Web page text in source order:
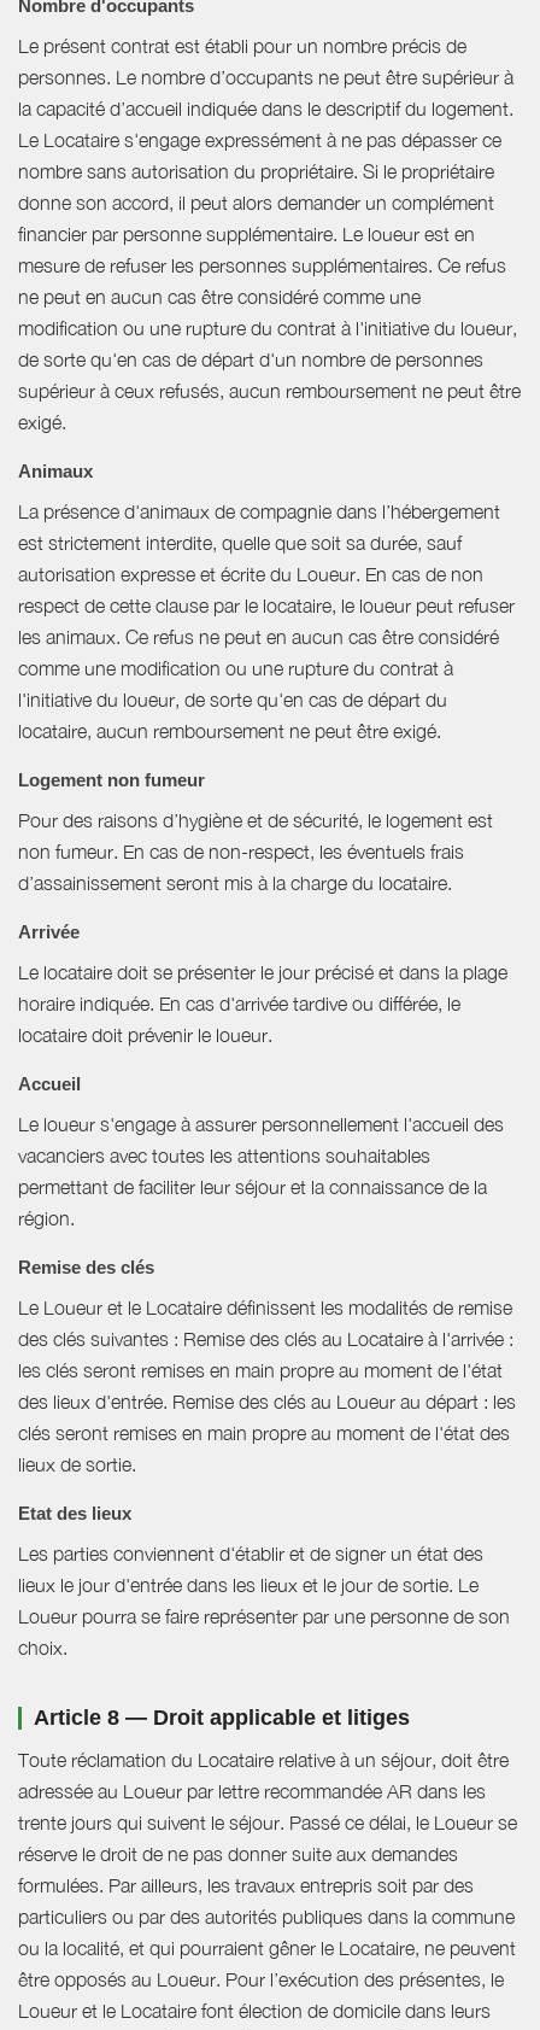
Nombre d'occupants
Le présent contrat est établi pour un nombre précis de
personnes. Le nombre d’occupants ne peut être supérieur à
la capacité d’accueil indiquée dans le descriptif du logement.
Le Locataire s'engage expressément à ne pas dépasser ce
nombre sans autorisation du propriétaire. Si le propriétaire
donne son accord, il peut alors demander un complément
financier par personne supplémentaire. Le loueur est en
mesure de refuser les personnes supplémentaires. Ce refus
ne peut en aucun cas être considéré comme une
modification ou une rupture du contrat à l'initiative du loueur,
de sorte qu'en cas de départ d'un nombre de personnes
supérieur à ceux refusés, aucun remboursement ne peut être
exigé.
Animaux
La présence d'animaux de compagnie dans l’hébergement
est strictement interdite, quelle que soit sa durée, sauf
autorisation expresse et écrite du Loueur. En cas de non
respect de cette clause par le locataire, le loueur peut refuser
les animaux. Ce refus ne peut en aucun cas être considéré
comme une modification ou une rupture du contrat à
l'initiative du loueur, de sorte qu'en cas de départ du
locataire, aucun remboursement ne peut être exigé.
Logement non fumeur
Pour des raisons d’hygiène et de sécurité, le logement est
non fumeur. En cas de non-respect, les éventuels frais
d’assainissement seront mis à la charge du locataire.
Arrivée
Le locataire doit se présenter le jour précisé et dans la plage
horaire indiquée. En cas d'arrivée tardive ou différée, le
locataire doit prévenir le loueur.
Accueil
Le loueur s'engage à assurer personnellement l'accueil des
vacanciers avec toutes les attentions souhaitables
permettant de faciliter leur séjour et la connaissance de la
région.
Remise des clés
Le Loueur et le Locataire définissent les modalités de remise
des clés suivantes : Remise des clés au Locataire à l'arrivée :
les clés seront remises en main propre au moment de l'état
des lieux d'entrée. Remise des clés au Loueur au départ : les
clés seront remises en main propre au moment de l'état des
lieux de sortie.
Etat des lieux
Les parties conviennent d'établir et de signer un état des
lieux le jour d'entrée dans les lieux et le jour de sortie. Le
Loueur pourra se faire représenter par une personne de son
choix.
Article 8 — Droit applicable et litiges
Toute réclamation du Locataire relative à un séjour, doit être
adressée au Loueur par lettre recommandée AR dans les
trente jours qui suivent le séjour. Passé ce délai, le Loueur se
réserve le droit de ne pas donner suite aux demandes
formulées. Par ailleurs, les travaux entrepris soit par des
particuliers ou par des autorités publiques dans la commune
ou la localité, et qui pourraient gêner le Locataire, ne peuvent
être opposés au Loueur. Pour l’exécution des présentes, le
Loueur et le Locataire font élection de domicile dans leurs